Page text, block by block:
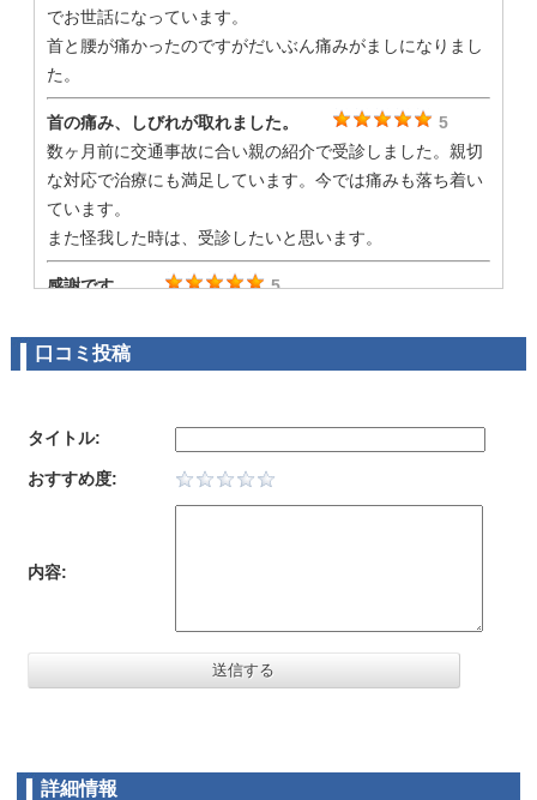
でお世話になっています。
首と腰が痛かったのですがだいぶん痛みがましになりまし
た。
首の痛み、しびれが取れました。
5
数ヶ月前に交通事故に合い親の紹介で受診しました。親切
な対応で治療にも満足しています。今では痛みも落ち着い
ています。
また怪我した時は、受診したいと思います。
感謝です。
5
で少し不安でしたが、治療の事や示談までの流れなど細か
く教えてもらい感謝です。
自分も紹介したいと思います。
予約制で待ち時間もほぼありません。
交通事故に遭い、腰の痛みで通わせてもらってます。痛み
ていただけます。
予約制なので待ち時間もほぼありません。
遅い時間まで診て頂き助かります。
口コミ投稿
タイトル:
おすすめ度:
内容:
詳細情報